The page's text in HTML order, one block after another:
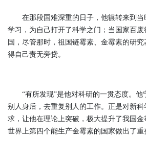
在那段国难深重的日子，他辗转来到当
学习，为自己打开了科学之门；当国家百废
国，尽管那时，祖国链霉素、金霉素的研
得自己责无旁贷。
“有所发现”是他对科研的一贯态度。他
别人身后，去重复别人的工作。正是对新
求，让他在理论上突破，极大提升了我国
世界上第四个能生产金霉素的国家做出了重